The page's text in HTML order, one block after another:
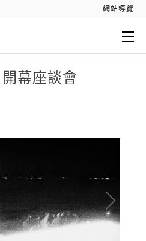
網站導覽
幕座談會